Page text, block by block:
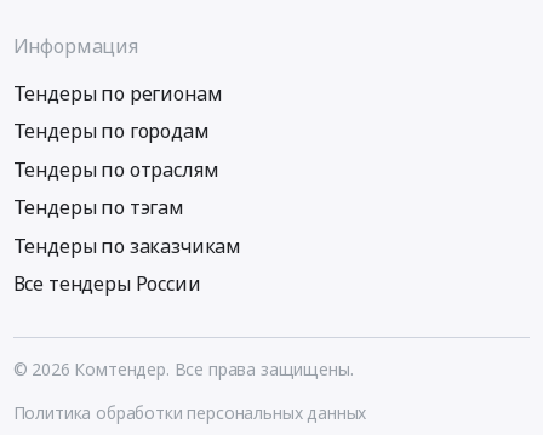
Информация
Тендеры по регионам
Тендеры по городам
Тендеры по отраслям
Тендеры по тэгам
Тендеры по заказчикам
Все тендеры России
© 2026 Комтендер. Все права защищены.
Политика обработки персональных данных